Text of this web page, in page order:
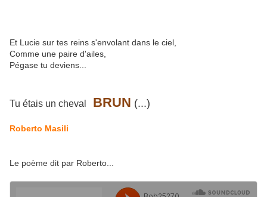
Et Lucie sur tes reins s'envolant dans le ciel,
Comme une paire d'ailes,
Pégase tu deviens...
Tu étais un cheval BRUN (...)
Roberto Masili
Le poème dit par Roberto...